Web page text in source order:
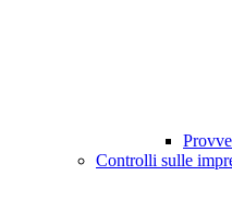
Controlli sulle